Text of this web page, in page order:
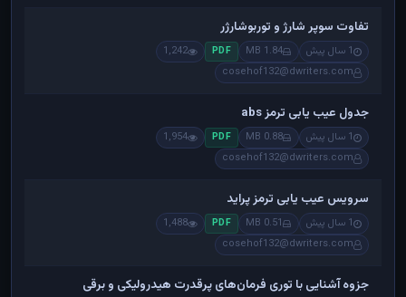
تفاوت سوپر شارژ و توربوشارژر
1 سال پیش 1.84 MB
PDF
1,242
cosehof132@dwriters.com
جدول عیب یابی ترمز abs
1 سال پیش 0.88 MB
PDF
1,954
cosehof132@dwriters.com
سرویس عیب یابی ترمز پراید
1 سال پیش 0.51 MB
PDF
1,488
cosehof132@dwriters.com
جزوه آشنایی با توری فرمان‌های پرقدرت هیدرولیکی و برقی